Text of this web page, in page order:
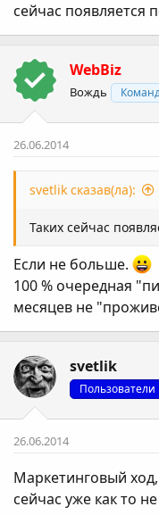
сейчас появляется
WebBiz
Вождь
26.06.2014
svetlik сказав(ла):
Таких сейчас
Если не больше.
100 % очередная
месяцев не
svetlik
Пользователи
26.06.2014
Маркетинговый
сейчас уже как то